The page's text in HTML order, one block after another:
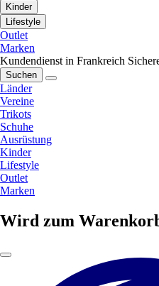
Kinder
Lifestyle
Outlet
Marken
Kundendienst in Frankreich
Suchen
Länder
Vereine
Trikots
Schuhe
Ausrüstung
Kinder
Lifestyle
Outlet
Marken
Wird zum